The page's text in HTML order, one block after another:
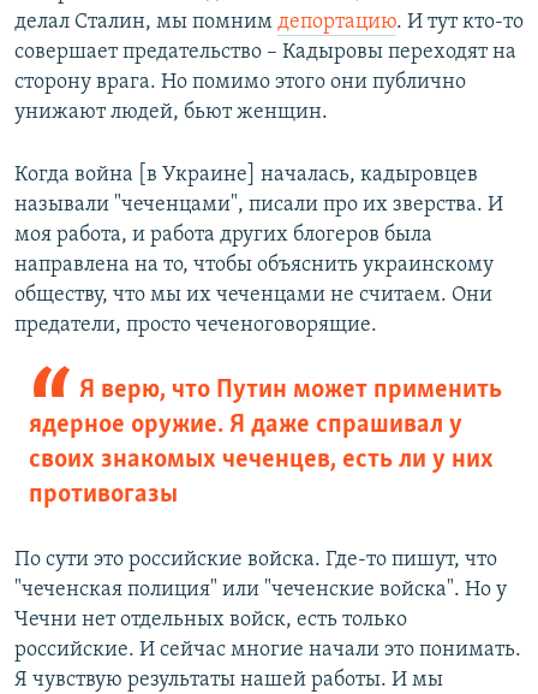
делал Сталин, мы помним депортацию. И тут кто-то
совершает предательство – Кадыровы переходят на
сторону врага. Но помимо этого они публично
унижают людей, бьют женщин.
Когда война [в Украине] началась, кадыровцев
называли "чеченцами", писали про их зверства. И
моя работа, и работа других блогеров была
направлена на то, чтобы объяснить украинскому
обществу, что мы их чеченцами не считаем. Они
предатели, просто чеченоговорящие.
Я верю, что Путин может применить
ядерное оружие. Я даже спрашивал у
своих знакомых чеченцев, есть ли у них
противогазы
По сути это российские войска. Где-то пишут, что
"чеченская полиция" или "чеченские войска". Но у
Чечни нет отдельных войск, есть только
российские. И сейчас многие начали это понимать.
Я чувствую результаты нашей работы. И мы